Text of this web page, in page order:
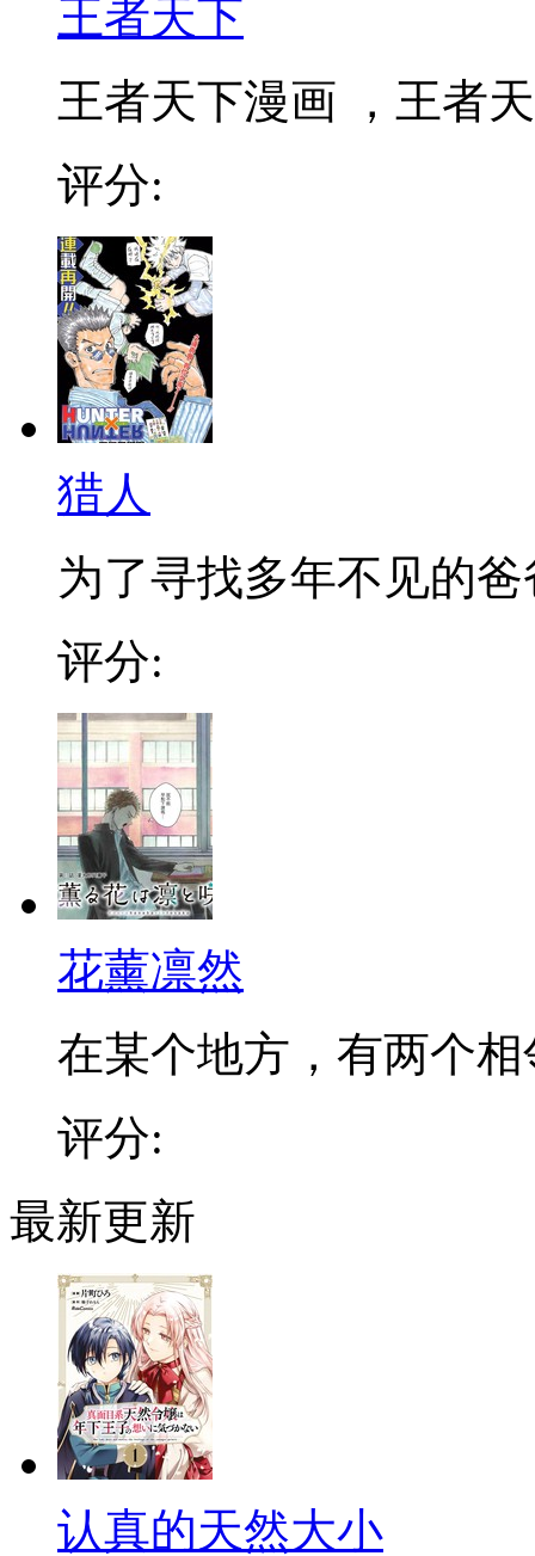
王者天下
王者天下漫画 ，王者
评分:
猎人
为了寻找多年不见的爸
评分:
花薰凛然
在某个地方，有两个相
评分:
最新更新
认真的天然大小